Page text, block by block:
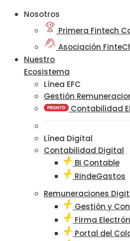
Nosotros
Primera Fintech
Asociación
Nuestro
Ecosistema
Línea EFC
Gestión
Contabilidad
Línea Digital
Contabilidad Digital
BI Contable
RindeGastos
Remuneraciones
Gestión y
Firma
Portal del